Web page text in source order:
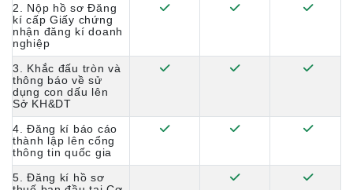
2. Nộp hồ sơ Đăng
kí cấp Giấy chứng
nhận đăng kí doanh
nghiệp
3. Khắc đấu tròn và
thông báo về sử
dụng con dấu lên
Sở KH&DT
4. Đăng kí báo cáo
thành lập lên cổng
thông tin quốc gia
5. Đăng kí hồ sơ